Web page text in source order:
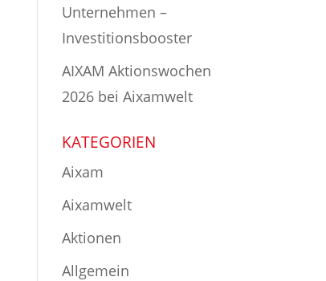
Unternehmen –
Investitionsbooster
AIXAM Aktionswochen
2026 bei Aixamwelt
KATEGORIEN
Aixam
Aixamwelt
Aktionen
Allgemein